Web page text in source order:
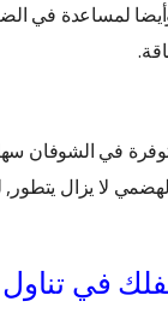
لمساعدة في
في الشوفان
لا يزال
في